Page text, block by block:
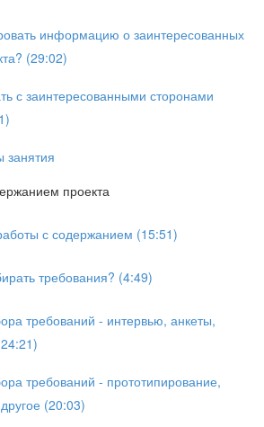
информацию о заинтересованных
(29:02)
с заинтересованными сторонами
занятия
проекта
с содержанием (15:51)
требования? (4:49)
требований - интервью, анкеты,
требований - прототипирование,
(20:03)